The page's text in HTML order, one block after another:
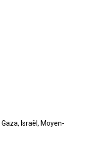
Gaza, Israël , Moyen-